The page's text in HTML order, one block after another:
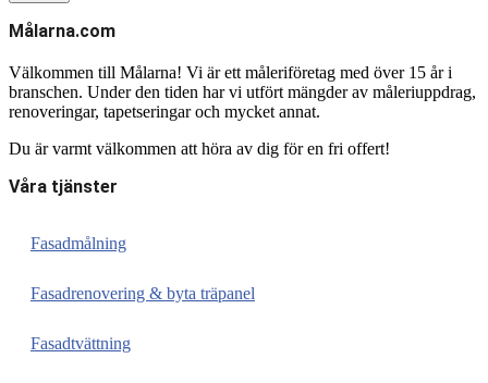
Målarna.com
Välkommen till Målarna! Vi är ett måleriföretag med över 15 år i
branschen. Under den tiden har vi utfört mängder av måleriuppdrag,
renoveringar, tapetseringar och mycket annat.
Du är varmt välkommen att höra av dig för en fri offert!
Våra tjänster
Fasadmålning
Fasadrenovering & byta träpanel
Fasadtvättning